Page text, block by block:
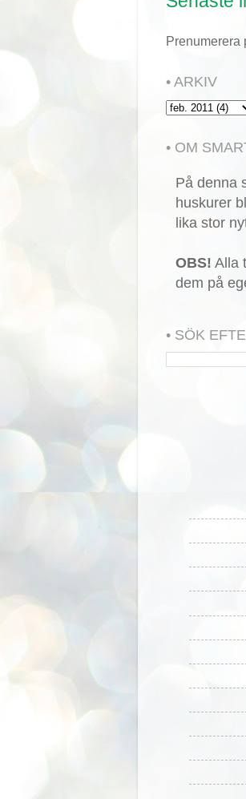
Prenumerera
• ARKIV
• OM
På denna
huskurer
lika stor
OBS! Alla
dem på
• SÖK